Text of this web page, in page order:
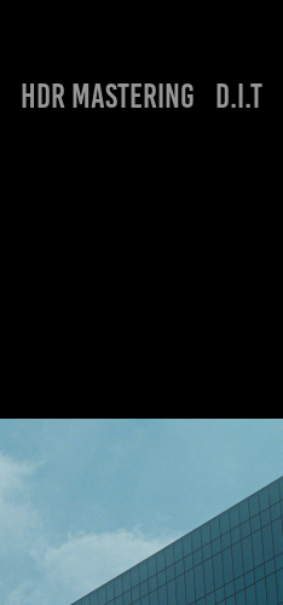
HDR MASTERING D.I.T